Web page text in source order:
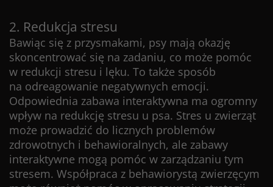
2. Redukcja stresu
Bawiąc się z przysmakami, psy mają okazję
skoncentrować się na zadaniu, co może pomóc
w redukcji stresu i lęku. To także sposób
na odreagowanie negatywnych emocji.
Odpowiednia zabawa interaktywna ma ogromny
wpływ na redukcję stresu u psa. Stres u zwierząt
może prowadzić do licznych problemów
zdrowotnych i behawioralnych, ale zabawy
interaktywne mogą pomóc w zarządzaniu tym
stresem. Współpraca z behawiorystą zwierzęcym